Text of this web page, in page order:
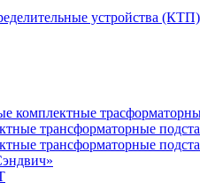
устройства (КТП)
комплектные
трансформаторные
трансформаторные